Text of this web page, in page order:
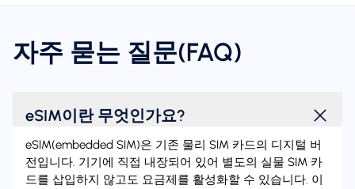
자주 묻는 질문(FAQ)
eSIM이란 무엇인가요?
eSIM(embedded SIM)은 기존 물리 SIM 카드의 디지털 버
전입니다. 기기에 직접 내장되어 있어 별도의 실물 SIM 카
드를 삽입하지 않고도 요금제를 활성화할 수 있습니다. 이